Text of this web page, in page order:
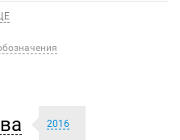
2016